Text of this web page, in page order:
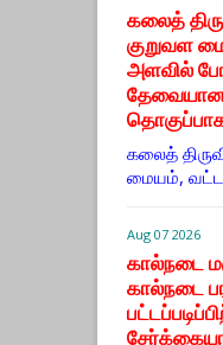
கலைத்
குறுவள
அளவில்
தேவையான
கலைத்
மையம்,
Aug 07 2026
கால்நடை
கால்நடை